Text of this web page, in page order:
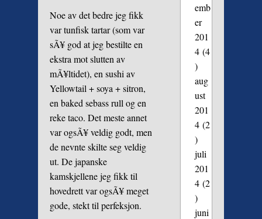
Noe av det bedre jeg fikk
var tunfisk tartar (som var
sÃ¥ god at jeg bestilte en
ekstra mot slutten av
mÃ¥ltidet), en sushi av
Yellowtail + soya + sitron,
en baked sebass rull og en
reke taco. Det meste annet
var ogsÃ¥ veldig godt, men
de nevnte skilte seg veldig
ut. De japanske
kamskjellene jeg fikk til
hovedrett var ogsÃ¥ meget
gode, stekt til perfeksjon.
emb
er
201
4(4
)
aug
ust
201
4(2
)
juli
201
4(2
)
juni